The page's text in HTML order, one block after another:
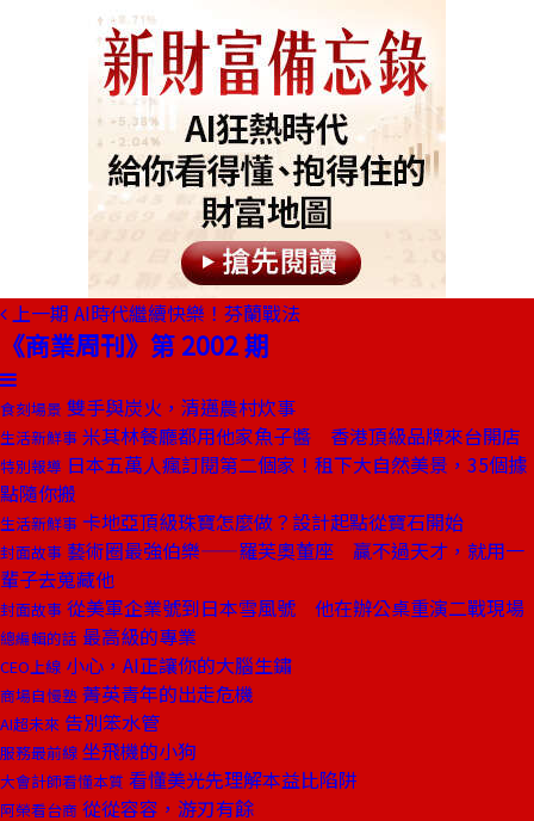
上一期 AI時代繼續快樂！芬蘭戰法
《商業周刊》第 2002 期
食刻場景 雙手與炭火，清邁農村炊事
生活新鮮事 米其林餐廳都用他家魚子醬 香港頂級品牌來台開店
特別報導 日本五萬人瘋訂閱第二個家！租下大自然美景，35個據
點隨你搬
生活新鮮事 卡地亞頂級珠寶怎麼做？設計起點從寶石開始
封面故事 藝術圈最強伯樂——羅芙奧董座 贏不過天才，就用一
輩子去蒐藏他
封面故事 從美軍企業號到日本雪風號 他在辦公桌重演二戰現場
總編輯的話 最高級的專業
CEO上線 小心，AI正讓你的大腦生鏽
商場自慢塾 菁英青年的出走危機
AI超未來 告別笨水管
服務最前線 坐飛機的小狗
大會計師看懂本質 看懂美光先理解本益比陷阱
阿榮看台商 從從容容，游刃有餘